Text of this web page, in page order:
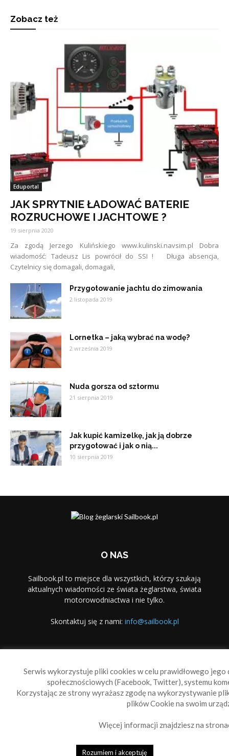
Zobacz też
Eduportal
JAK SPRYTNIE ŁADOWAĆ BATERIE
ROZRUCHOWE I JACHTOWE ?
19 sierpnia 2020
Za zgodą Jerzego Kulińskiego www.kulinski.navsim.pl Dobra
wiadomość: Tadeusz Lis powrócił do SSI ! Długa absencja,
Czytelnicy się domagali, domagali,
Przygotowanie jachtu do zimowania
2 listopada 2019
Lornetka – jaką wybrać na wodę?
2 września 2019
Nuda gorsza od sztormu
21 sierpnia 2019
Jak kupić kamizelkę, jak ją dobrze
przygotować i jak o nią...
10 sierpnia 2019
O NAS
Sailbook.pl to miejsce dla wszystkich, którzy szukają
aktualnych wiadomości ze świata żeglarstwa, świata
motorowodniactwa i nie tylko.
Skontaktuj się z nami: info@sailbook.pl
Reklama
Polityka prywatności
Serwis wykorzystuje pliki cookies w celu prawidłowego
społecznościowych (Facebook, Twitter), systemu
Korzystając ze strony wyrażasz zgodę na wykorzystywanie
plików Cookie na swoim
Więcej informacji znajdziesz na
Rozumiem i akceptuję